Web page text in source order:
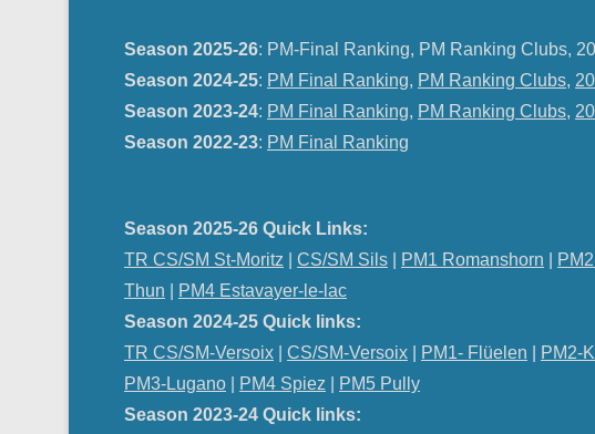
Season 2025-26: PM-Final Ranking, PM Ranking Clubs,
Season 2024-25: PM Final Ranking, PM Ranking Clubs,
Season 2023-24: PM Final Ranking, PM Ranking Clubs,
Season 2022-23: PM Final Ranking
Season 2025-26 Quick Links:
TR CS/SM St-Moritz
CS/SM Sils PM1 Romanshorn
Thun
PM4 Estavayer-le-lac
Season 2024-25 Quick links:
TR CS/SM-Versoix
CS/SM-Versoix PM1- Flüelen PM2-
PM3-Lugano
PM4 Spiez
PM5 Pully
Season 2023-24 Quick links: